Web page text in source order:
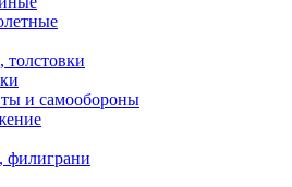
толстовки
и самообороны
филиграни